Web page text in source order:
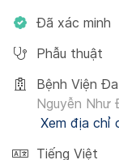
Đã xác minh
Phẫu thuật
Bệnh Viện
Nguyễn Như
Xem địa chỉ
Tiếng Việt